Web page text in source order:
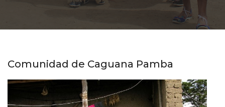
Comunidad de Caguana Pamba